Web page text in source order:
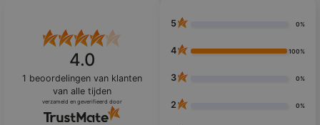
4.0
1 beoordelingen van klanten
van alle tijden
verzameld en geverifieerd door
5 0%
4 100%
3 0%
2 0%